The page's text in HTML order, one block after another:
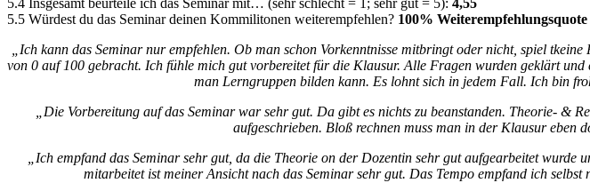
5.5 Würdest du das Seminar deinen Kommilitonen weiterempfehlen? 100% Weiterempfehlungsquote
„Ich kann das Seminar nur empfehlen. Ob man schon Vorkenntnisse mitbringt oder nicht, spiel
von 0 auf 100 gebracht. Ich fühle mich gut vorbereitet für die Klausur. Alle Fragen wurden geklärt
man Lerngruppen bilden kann. Es lohnt sich in jedem Fall. Ich bin
„Die Vorbereitung auf das Seminar war sehr gut. Da gibt es nichts zu beanstanden. Theorie- &
aufgeschrieben. Bloß rechnen muss man in der Klausur eben
„Ich empfand das Seminar sehr gut, da die Theorie on der Dozentin sehr gut aufgearbeitet
mitarbeitet ist meiner Ansicht nach das Seminar sehr gut. Das Tempo empfand ich